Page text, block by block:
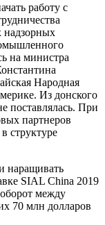
работу с
надзорных
на министра
Народная
Из донского
поставлялась. При
партнеров
структуре
наращивать
SIAL China 2019
между
70 млн долларов